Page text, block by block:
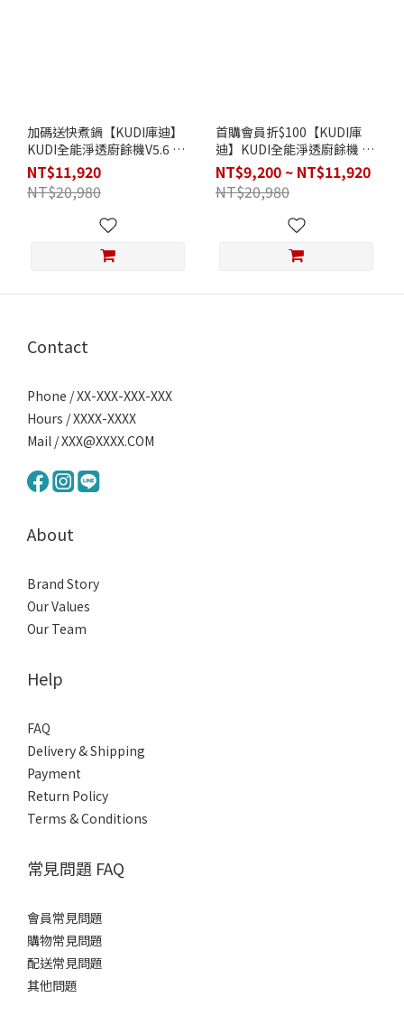
加碼送快煮鍋【KUDI庫迪】
KUDI全能淨透廚餘機V5.6 旗
艦版 (5.6L)
NT$11,920
NT$20,980
首購會員折$100【KUDI庫
迪】KUDI全能淨透廚餘機 V3
/ V5.6 旗艦版
NT$9,200 ~ NT$11,920
NT$20,980
Contact
Phone / XX-XXX-XXX-XXX
Hours / XXXX-XXXX
Mail / XXX@XXXX.COM
About
Brand Story
Our Values
Our Team
Help
FAQ
Delivery & Shipping
Payment
Return Policy
Terms & Conditions
常見問題 FAQ
會員常見問題
購物常見問題
配送常見問題
其他問題